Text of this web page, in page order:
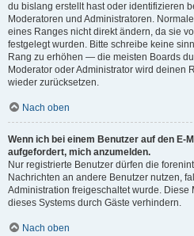
du bislang erstellt hast oder identifizieren
Moderatoren und Administratoren.
eines Ranges nicht direkt ändern, da sie
festgelegt wurden. Bitte schreibe keine
Rang zu erhöhen — die meisten Boards
Moderator oder Administrator wird deinen
wieder zurücksetzen.
Nach oben
Wenn ich bei einem Benutzer auf den E-
aufgefordert, mich anzumelden.
Nur registrierte Benutzer dürfen die
Nachrichten an andere Benutzer nutzen,
Administration freigeschaltet wurde. Diese
dieses Systems durch Gäste verhindern.
Nach oben